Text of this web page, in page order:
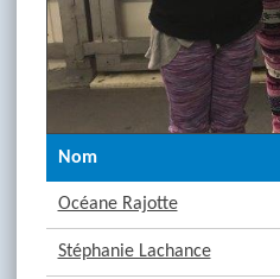
Nom
Océane Rajotte
Stéphanie Lachance